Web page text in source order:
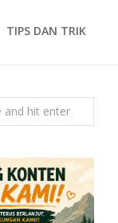
TIPS DAN TRIK